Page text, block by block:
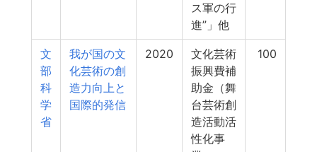
ス軍の行
進”」他
文
部
科
学
省
我が国の文
化芸術の創
造力向上と
国際的発信
2020
文化芸術
振興費補
助金（舞
台芸術創
造活動活
性化事
100